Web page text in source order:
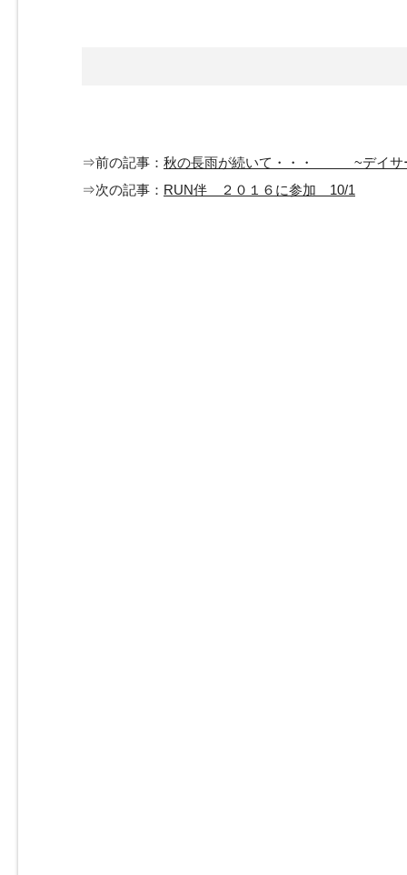
⇒前の記事： 秋の長雨が続いて・・・ ~デイサ
⇒次の記事： RUN伴 ２０１６に参加 10/1